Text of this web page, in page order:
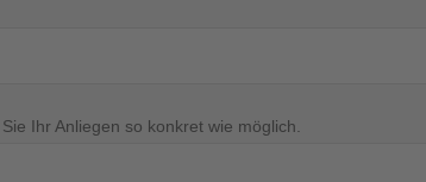
Ihr Anliegen so konkret wie möglich.